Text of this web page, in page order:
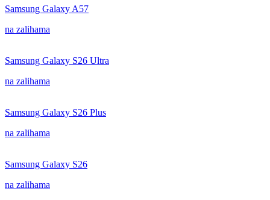
Samsung Galaxy A57
na zalihama
Samsung Galaxy S26 Ultra
na zalihama
Samsung Galaxy S26 Plus
na zalihama
Samsung Galaxy S26
na zalihama